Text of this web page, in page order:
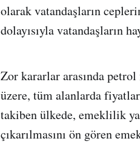
olarak vatandaşların
dolayısıyla vatandaşların
Zor kararlar arasında
üzere, tüm alanlarda
takiben ülkede, emeklilik
çıkarılmasını ön gören